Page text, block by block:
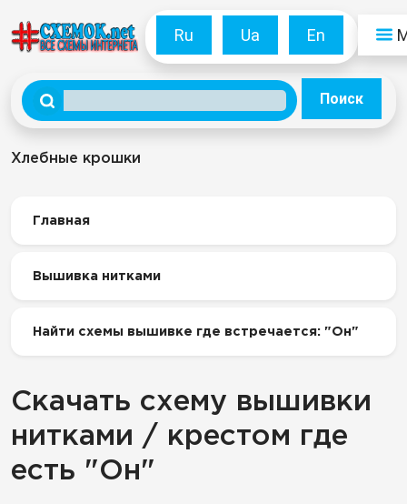
Ru Ua En
Поиск
Хлебные крошки
Главная
Вышивка нитками
Найти схемы вышивке где встречается: "Он"
Скачать схему вышивки
нитками / крестом где
есть "Он"